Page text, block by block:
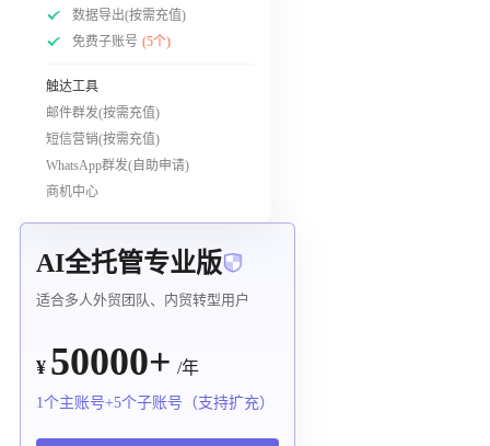
数据导出(按需充值)
免费子账号 (5个)
触达工具
邮件群发(按需充值)
短信营销(按需充值)
WhatsApp群发(自助申请)
商机中心
AI全托管专业版
适合多人外贸团队、内贸转型用户
¥ 50000+ /年
1个主账号+5个子账号（支持扩充）